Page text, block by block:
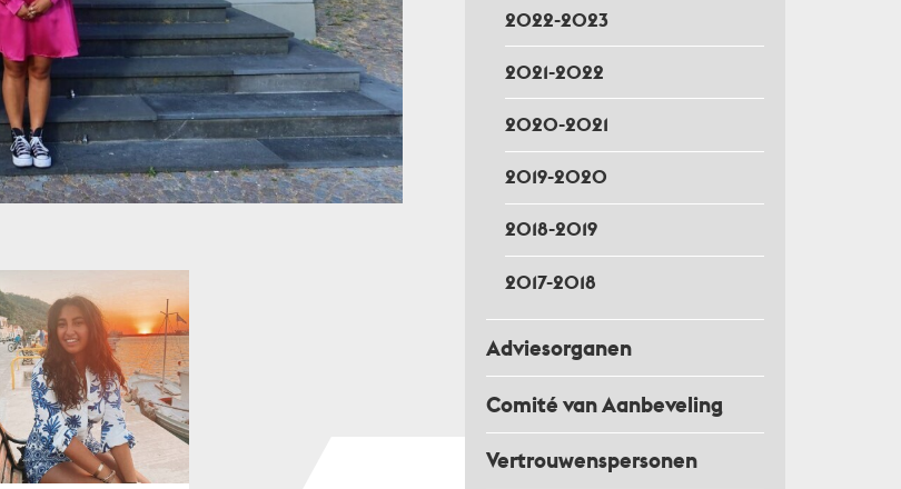
2022-2023
2021-2022
2020-2021
2019-2020
2018-2019
2017-2018
Adviesorganen
Comité van Aanbeveling
Vertrouwenspersonen